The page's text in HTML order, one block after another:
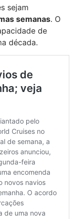
sejam
semanas. O
de
década.